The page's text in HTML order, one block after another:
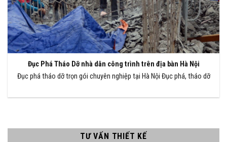
TƯ VẤN THIẾT KẾ
Đục Phá Tháo Dỡ nhà dân công trình trên địa bàn Hà Nội
Đục phá tháo dỡ trọn gói chuyên nghiệp tại Hà Nội Đục phá, tháo dỡ